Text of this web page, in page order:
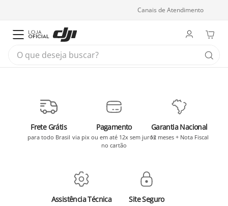
Canais de Atendimento
O que deseja buscar?
Frete Grátis
para todo Brasil
Pagamento
via pix ou em até 12x sem juros
no cartão
Garantia Nacional
12 meses + Nota Fiscal
Assistência Técnica Site Seguro